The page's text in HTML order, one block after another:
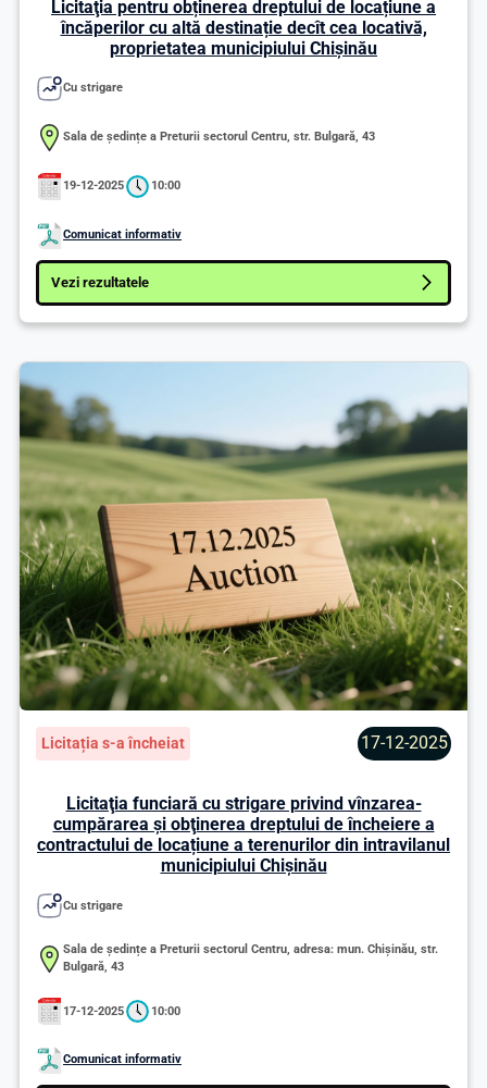
Licitaţia pentru obținerea dreptului de locațiune a
încăperilor cu altă destinație decît cea locativă,
proprietatea municipiului Chişinău
Cu strigare
Sala de ședințe a Preturii sectorul Centru, str. Bulgară, 43
19-12-2025 10:00
Comunicat informativ
Vezi rezultatele
Licitația s-a încheiat 17-12-2025
Licitaţia funciară cu strigare privind vînzarea-
cumpărarea şi obţinerea dreptului de încheiere a
contractului de locațiune a terenurilor din intravilanul
municipiului Chişinău
Cu strigare
Sala de ședințe a Preturii sectorul Centru, adresa: mun. Chişinău, str.
Bulgară, 43
17-12-2025 10:00
Comunicat informativ